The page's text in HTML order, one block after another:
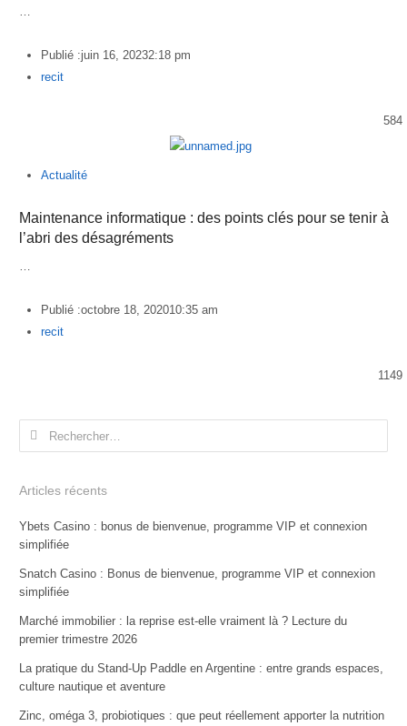
…
Publié :juin 16, 20232:18 pm
Author
recit
584
Actualité
Maintenance informatique : des points clés pour se tenir à
l’abri des désagréments
…
Publié :octobre 18, 202010:35 am
Author
recit
1149
Rechercher :
Articles récents
Ybets Casino : bonus de bienvenue, programme VIP et connexion
simplifiée
Snatch Casino : Bonus de bienvenue, programme VIP et connexion
simplifiée
Marché immobilier : la reprise est-elle vraiment là ? Lecture du
premier trimestre 2026
La pratique du Stand-Up Paddle en Argentine : entre grands espaces,
culture nautique et aventure
Zinc, oméga 3, probiotiques : que peut réellement apporter la nutrition